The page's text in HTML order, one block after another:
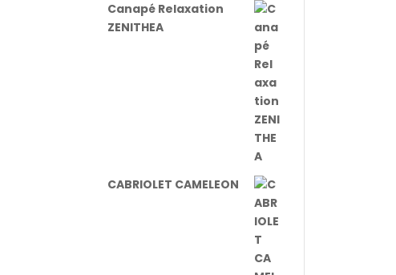
Canapé Relaxation
ZENITHEA
CABRIOLET CAMELEON